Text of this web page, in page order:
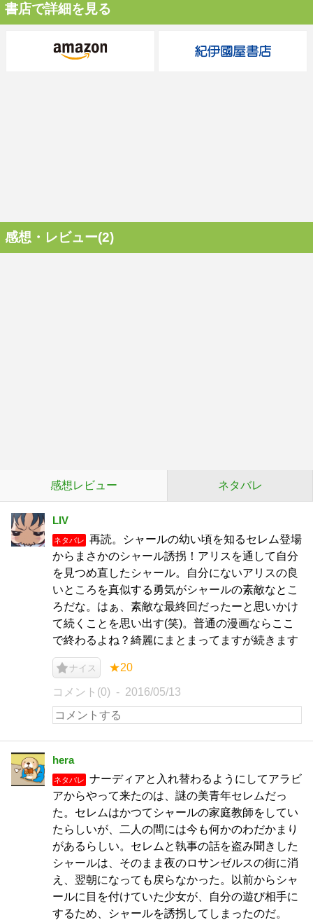
書店で詳細を見る
感想・レビュー(2)
感想レビュー ネタバレ
LIV
ネタバレ
再読。シャールの幼い頃を知るセレム登場
からまさかのシャール誘拐！アリスを通して自分
を見つめ直したシャール。自分にないアリスの良
いところを真似する勇気がシャールの素敵なとこ
ろだな。はぁ、素敵な最終回だったーと思いかけ
て続くことを思い出す(笑)。普通の漫画ならここ
で終わるよね？綺麗にまとまってますが続きます
ナイス ★20
コメント(0) 2016/05/13
hera
ネタバレ
ナーディアと入れ替わるようにしてアラビ
アからやって来たのは、謎の美青年セレムだっ
た。セレムはかつてシャールの家庭教師をしてい
たらしいが、二人の間には今も何かのわだかまり
があるらしい。セレムと執事の話を盗み聞きした
シャールは、そのまま夜のロサンゼルスの街に消
え、翌朝になっても戻らなかった。以前からシャ
ールに目を付けていた少女が、自分の遊び相手に
するため、シャールを誘拐してしまったのだ。